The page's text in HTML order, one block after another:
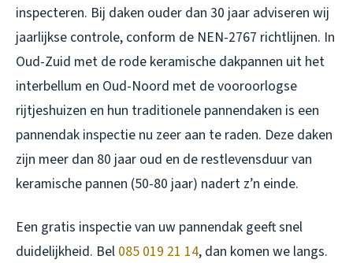
inspecteren. Bij daken ouder dan 30 jaar adviseren wij
jaarlijkse controle, conform de NEN-2767 richtlijnen. In
Oud-Zuid met de rode keramische dakpannen uit het
interbellum en Oud-Noord met de vooroorlogse
rijtjeshuizen en hun traditionele pannendaken is een
pannendak inspectie nu zeer aan te raden. Deze daken
zijn meer dan 80 jaar oud en de restlevensduur van
keramische pannen (50-80 jaar) nadert z’n einde.
Een gratis inspectie van uw pannendak geeft snel
duidelijkheid. Bel 085 019 21 14, dan komen we langs.